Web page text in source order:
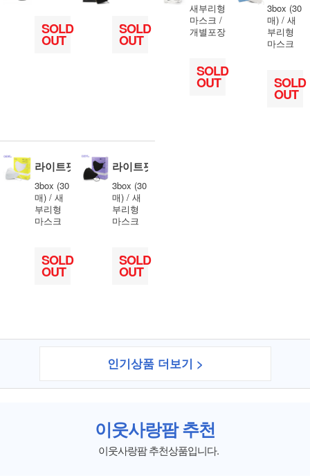
SOLD
OUT
SOLD
OUT
새부리형
마스크 /
개별포장
SOLD
OUT
3box (30
매) / 새
부리형
마스크
SOLD
OUT
라이트핏 KF94 대형(화이트)
3box (30
매) / 새
부리형
마스크
SOLD
OUT
라이트핏 KF94 대형(블랙)
3box (30
매) / 새
부리형
마스크
SOLD
OUT
인기상품 더보기 >
이웃사랑팜 추천
이웃사랑팜 추천상품입니다.